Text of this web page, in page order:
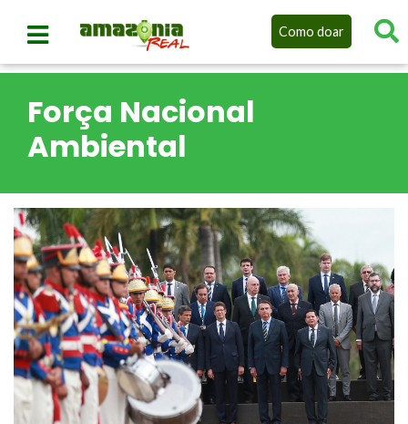
Como doar
Força Nacional
Ambiental